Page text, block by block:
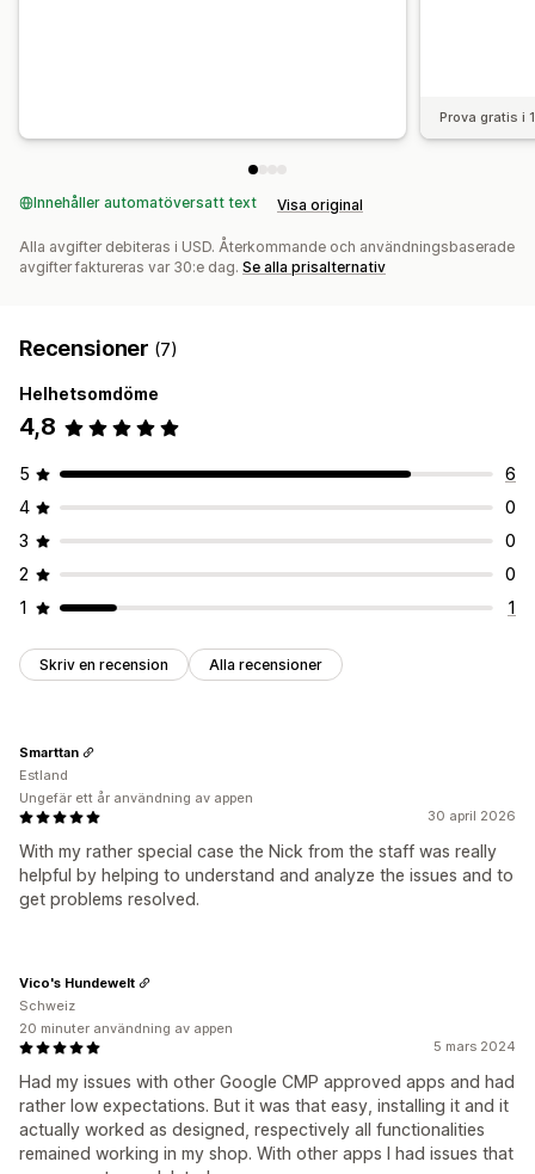
Prova gratis i
Innehåller automatöversatt text Visa original
Alla avgifter debiteras i USD. Återkommande och användningsbaserade
avgifter faktureras var 30:e dag. Se alla prisalternativ
Recensioner (7)
Helhetsomdöme
4,8
5
6
4
0
3
0
2
0
1
1
Skriv en recension Alla recensioner
30 april 2026
With my rather special case the Nick from the staff was really
helpful by helping to understand and analyze the issues and to
get problems resolved.
Smarttan
Estland
Ungefär ett år användning av appen
5 mars 2024
Had my issues with other Google CMP approved apps and had
rather low expectations. But it was that easy, installing it and it
actually worked as designed, respectively all functionalities
remained working in my shop. With other apps I had issues that
Vico's Hundewelt
Schweiz
20 minuter användning av appen